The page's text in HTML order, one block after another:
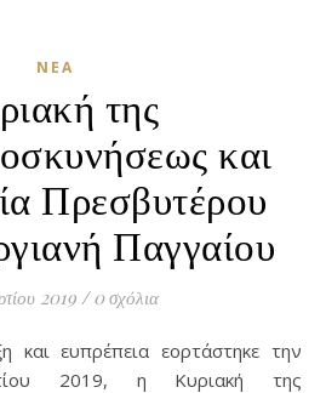
ΝΈΑ
της
και
Πρεσβυτέρου
Παγγαίου
2019 / 0 σχόλια
2019, η Κυριακή της